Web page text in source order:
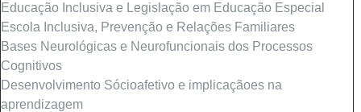
Educação Inclusiva e Legislação em Educação Especial
Escola Inclusiva, Prevenção e Relações Familiares
Bases Neurológicas e Neurofuncionais dos Processos
Cognitivos
Desenvolvimento Sócioafetivo e implicaçãoes na
aprendizagem